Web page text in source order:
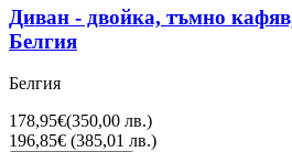
Диван - двойка, тъмно
Белгия
Белгия
178,95€(350,00 лв.)
196,85€ (385,01 лв.)